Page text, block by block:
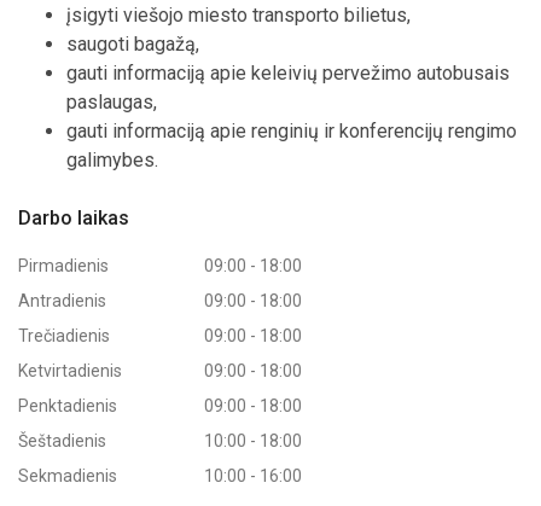
Darbo laikas
Pirmadienis
09:00 - 18:00
Antradienis
09:00 - 18:00
Trečiadienis
09:00 - 18:00
Ketvirtadienis
09:00 - 18:00
Penktadienis
09:00 - 18:00
Šeštadienis
10:00 - 18:00
Sekmadienis
10:00 - 16:00
įsigyti viešojo miesto transporto bilietus,
saugoti bagažą,
gauti informaciją apie keleivių pervežimo autobusais
paslaugas,
gauti informaciją apie renginių ir konferencijų rengimo
galimybes.